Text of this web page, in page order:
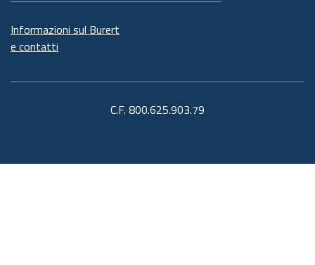
Informazioni sul Burert
e contatti
C.F. 800.625.903.79